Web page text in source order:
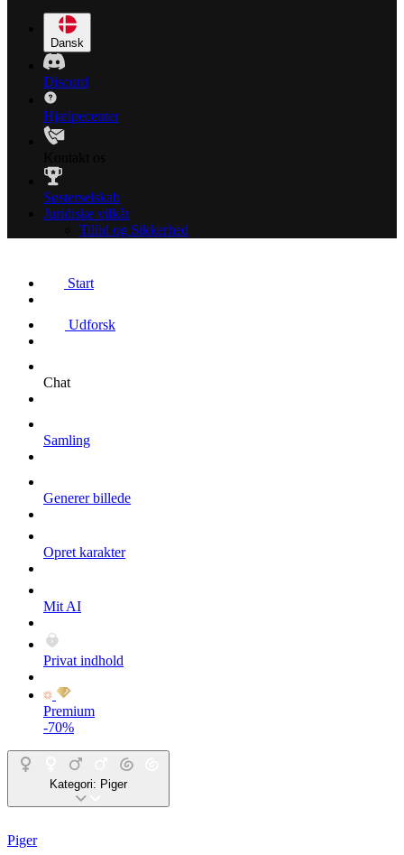
Dansk
Discord
Hjælpecenter
Søsterselskab
Juridiske vilkår
Tillid og Sikkerhed
Start
Udforsk
Chat
Samling
Generer billede
Opret karakter
Mit AI
Privat indhold
Premium
-70%
Kategori: Piger
Piger